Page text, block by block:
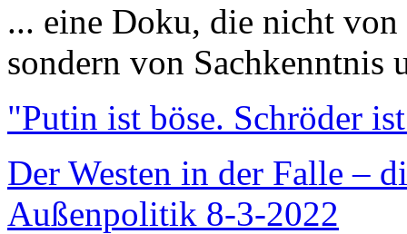
... eine Doku, die nicht
sondern von Sachkenntnis
"Putin ist böse. Schröder
Der Westen in der Falle –
Außenpolitik 8-3-2022